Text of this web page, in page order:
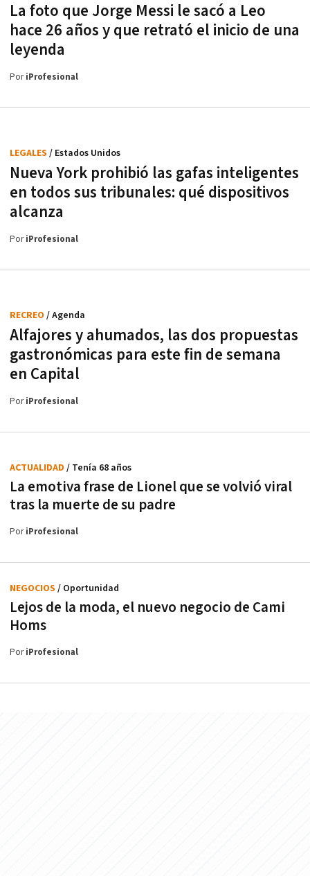
La foto que Jorge Messi le sacó a Leo
hace 26 años y que retrató el inicio de una
leyenda
PoriProfesional
Nueva York prohibió las gafas inteligentes
en todos sus tribunales: qué dispositivos
alcanza
LEGALES / Estados Unidos
PoriProfesional
Alfajores y ahumados, las dos propuestas
gastronómicas para este fin de semana
en Capital
RECREO / Agenda
PoriProfesional
La emotiva frase de Lionel que se volvió viral
tras la muerte de su padre
ACTUALIDAD / Tenía 68 años
PoriProfesional
Lejos de la moda, el nuevo negocio de Cami
Homs
NEGOCIOS / Oportunidad
PoriProfesional